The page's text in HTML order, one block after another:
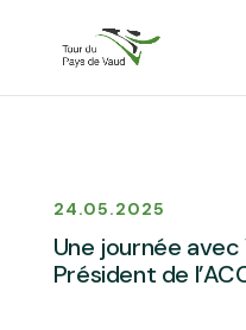
24.05.2025
Une journée
Président de